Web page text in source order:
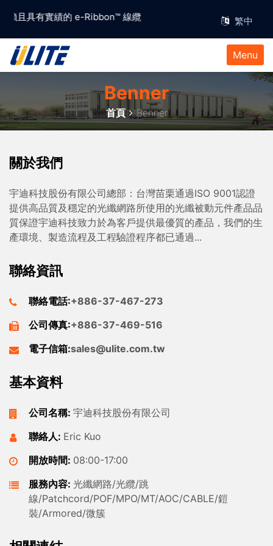
賴且具有實績的 e-Ribbon™ 線纜解決方案供應商
Menu
Benner
首頁 Benner
關於我們
宇迪科技股份有限公司總部：台灣苗栗通過ISO 9001認證
提供高品質及穩定的光纖網路所使用的光纖被動元件產品品
質保證宇迪科技致力於為客戶提供最優質的產品，我們的生
產環境、製造流程及工程驗證程序都已通過...
聯絡資訊
聯絡電話:+886-37-467-273
公司傳真:+886-37-469-516
電子信箱:sales@ulite.com.tw
基本資料
公司名稱: 宇迪科技股份有限公司
聯絡人: Eric Kuo
開放時間: 08:00-17:00
服務內容: 光纖網路/光纜/跳
線/Patchcord/POF/MPO/MT/AOC/CABLE/鎧
裝/Armored/微簇